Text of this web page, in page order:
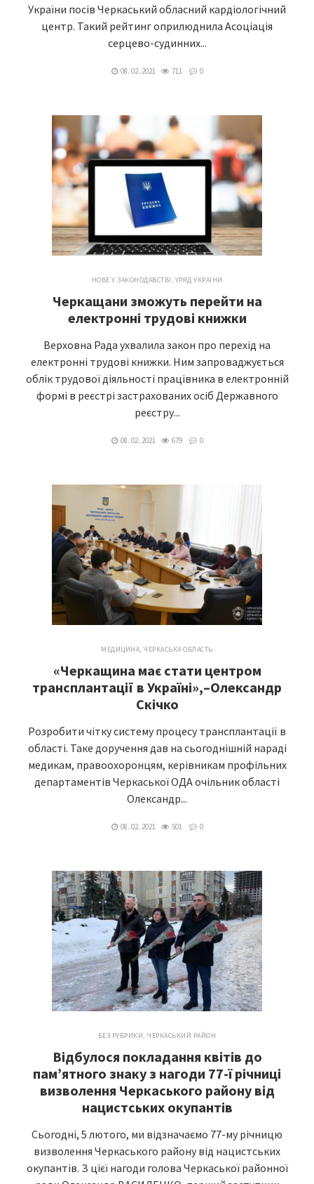
України посів Черкаський обласний кардіологічний
центр. Такий рейтинг оприлюднила Асоціація
серцево-судинних...
08. 02. 2021 711 0
НОВЕ У ЗАКОНОДАВСТВІ , УРЯД УКРАЇНИ
Черкащани зможуть перейти на
електронні трудові книжки
Верховна Рада ухвалила закон про перехід на
електронні трудові книжки. Ним запроваджується
облік трудової діяльності працівника в електронній
формі в реєстрі застрахованих осіб Державного
реєстру...
08. 02. 2021 679 0
МЕДИЦИНА, ЧЕРКАСЬКА ОБЛАСТЬ
«Черкащина має стати центром
трансплантації в Україні»,–Олександр
Скічко
Розробити чітку систему процесу трансплантації в
області. Таке доручення дав на сьогоднішній нараді
медикам, правоохоронцям, керівникам профільних
департаментів Черкаської ОДА очільник області
Олександр...
08. 02. 2021 501 0
БЕЗ РУБРИКИ, ЧЕРКАСЬКИЙ РАЙОН
Відбулося покладання квітів до
пам’ятного знаку з нагоди 77-ї річниці
визволення Черкаського району від
нацистських окупантів
Сьогодні, 5 лютого, ми відзначаємо 77-му річницю
визволення Черкаського району від нацистських
окупантів. З цієї нагоди голова Черкаської районної